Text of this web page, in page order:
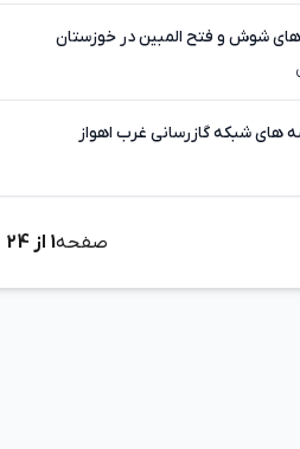
شوش و فتح المبین در خوزستان
های شبکه گازرسانی غرب اهواز
صفحه1 از 24